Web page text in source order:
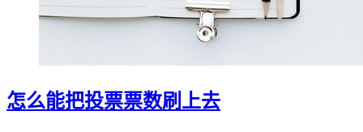
怎么能把投票票数刷上去